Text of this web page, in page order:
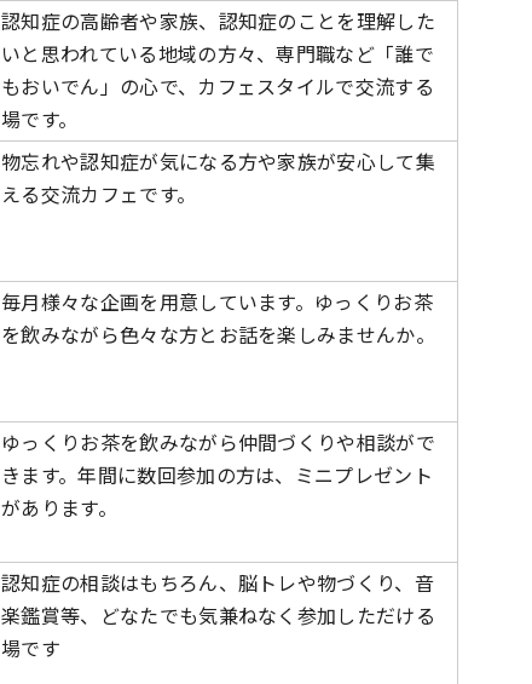
認知症の高齢者や家族、認知症のことを理解した
いと思われている地域の方々、専門職など「誰で
もおいでん」の心で、カフェスタイルで交流する
場です。
物忘れや認知症が気になる方や家族が安心して集
える交流カフェです。
毎月様々な企画を用意しています。ゆっくりお茶
を飲みながら色々な方とお話を楽しみませんか。
ゆっくりお茶を飲みながら仲間づくりや相談がで
きます。年間に数回参加の方は、ミニプレゼント
があります。
認知症の相談はもちろん、脳トレや物づくり、音
楽鑑賞等、どなたでも気兼ねなく参加しただける
場です